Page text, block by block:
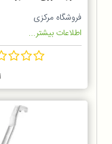
فروشگاه مرکزی
اطلاعات بیشتر...